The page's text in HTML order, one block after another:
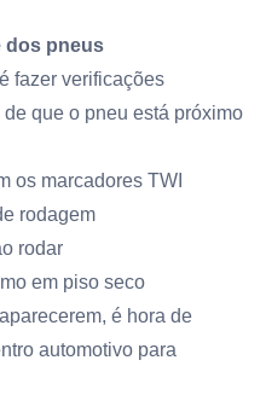
dos pneus
fazer verificações
que o pneu está próximo
os marcadores TWI
rodagem
rodar
em piso seco
é hora de
automotivo para